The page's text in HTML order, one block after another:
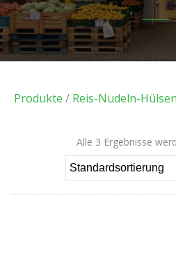
Produkte / Reis-Nudeln-
Alle 3 Ergebnisse